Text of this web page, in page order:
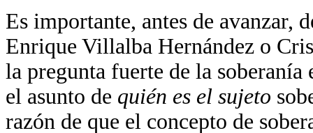
Es importante, antes de avanzar,
Enrique Villalba Hernández o
la pregunta fuerte de la
el asunto de quién es el sujeto
razón de que el concepto de